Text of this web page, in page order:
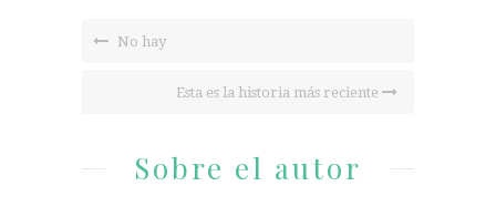
No hay
Esta es la historia más reciente
Sobre el autor